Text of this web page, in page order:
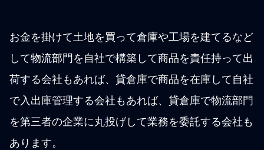
お金を掛けて土地を買って倉庫や工場を建てるなど
して物流部門を自社で構築して商品を責任持って出
荷する会社もあれば、貸倉庫で商品を在庫して自社
で入出庫管理する会社もあれば、貸倉庫で物流部門
を第三者の企業に丸投げして業務を委託する会社も
あります。